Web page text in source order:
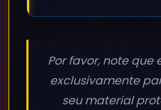
Por favor, note
exclusivamente
seu material